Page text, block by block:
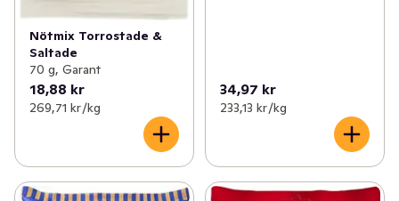
Nötmix Torrostade &
Saltade
70 g, Garant
18,88 kr
269,71 kr /kg
34,97 kr
233,13 kr /kg